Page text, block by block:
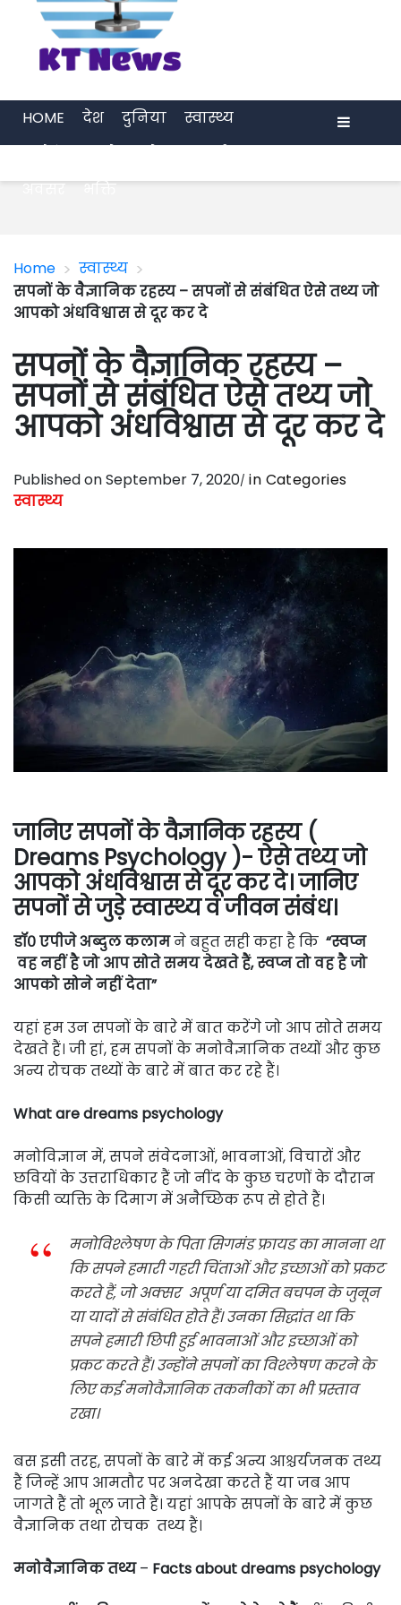
HOME देश दुनिया
स्वास्थ्य
अवसर
भक्ति
Home > स्वास्थ्य >
सपनों के वैज्ञानिक रहस्य – सपनों से संबंधित ऐसे तथ्य जो
आपको अंधविश्वास से दूर कर दे
सपनों के वैज्ञानिक रहस्य –
सपनों से संबंधित ऐसे तथ्य जो
आपको अंधविश्वास से दूर कर दे
Published on September 7, 2020 in Categories
स्वास्थ्य
जानिए सपनों के वैज्ञानिक रहस्य (
Dreams Psychology )- ऐसे तथ्य जो
आपको अंधविश्वास से दूर कर दे। जानिए
सपनों से जुड़े स्वास्थ्य व जीवन संबंध।
डॉ० एपीजे अब्दुल कलामने बहुत सही कहा है कि “स्वप्न
वह नहीं है जो आप सोते समय देखते हैं, स्वप्न तो वह है जो
आपको सोने नहीं देता”
यहां हम उन सपनों के बारे में बात करेंगे जो आप सोते समय
देखते हैं। जी हां, हम सपनों के मनोवैज्ञानिक तथ्यों और कुछ
अन्य रोचक तथ्यों के बारे में बात कर रहे हैं।
What are dreams psychology
मनोविज्ञान में, सपने संवेदनाओं, भावनाओं, विचारों और
छवियों के उत्तराधिकार हैं जो नींद के कुछ चरणों के दौरान
किसी व्यक्ति के दिमाग में अनैच्छिक रूप से होते हैं।
मनोविश्लेषण के पिता सिगमंड फ्रायडका मानना ​​था
कि सपने हमारी गहरी चिंताओं और इच्छाओं को प्रकट
करते हैं, जो अक्सर अपूर्ण या दमित बचपन के जुनून
या यादों से संबंधित होते हैं। उनका सिद्धांत था कि
सपने हमारी छिपी हुई भावनाओं और इच्छाओं को
प्रकट करते हैं। उन्होंने सपनों का विश्लेषण करने के
लिए कई मनोवैज्ञानिक तकनीकों का भी प्रस्ताव
रखा।
बस इसी तरह, सपनों के बारे में कई अन्य आश्चर्यजनक तथ्य
हैं जिन्हें आप आमतौर पर अनदेखा करते हैं या जब आप
जागते हैं तो भूल जाते हैं। यहां आपके सपनों के बारे में कुछ
वैज्ञानिक तथा रोचक तथ्य हैं।
मनोवैज्ञानिक तथ्य– Facts about dreams psychology